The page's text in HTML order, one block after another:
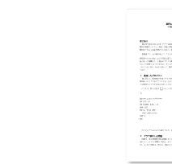
「Tosho数式エディ
す。ワード文書で
には，「Tosho数
いることが必要で
ちら→無償ダウンロ